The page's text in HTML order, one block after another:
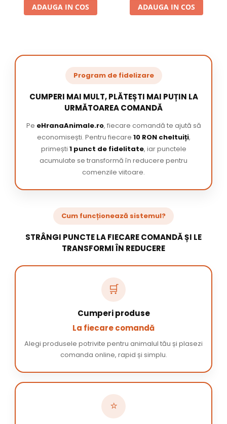
ADAUGA IN COS ADAUGA IN COS
Program de fidelizare
CUMPERI MAI MULT, PLĂTEȘTI MAI PUȚIN LA
URMĂTOAREA COMANDĂ
Pe eHranaAnimale.ro, fiecare comandă te ajută să
economisești. Pentru fiecare 10 RON cheltuiți,
primești 1 punct de fidelitate, iar punctele
acumulate se transformă în reducere pentru
comenzile viitoare.
Cum funcționează sistemul?
STRÂNGI PUNCTE LA FIECARE COMANDĂ ȘI LE
TRANSFORMI ÎN REDUCERE
🛒
Cumperi produse
La fiecare comandă
Alegi produsele potrivite pentru animalul tău și plasezi
comanda online, rapid și simplu.
⭐